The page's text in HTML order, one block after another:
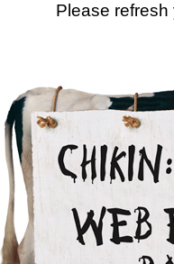
Please refresh